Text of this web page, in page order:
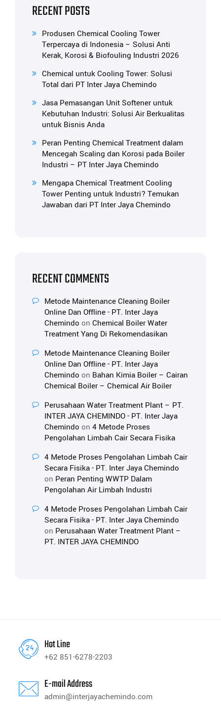
RECENT POSTS
Produsen Chemical Cooling Tower
Terpercaya di Indonesia – Solusi Anti
Kerak, Korosi & Biofouling Industri 2026
Chemical untuk Cooling Tower: Solusi
Total dari PT Inter Jaya Chemindo
Jasa Pemasangan Unit Softener untuk
Kebutuhan Industri: Solusi Air Berkualitas
untuk Bisnis Anda
Peran Penting Chemical Treatment dalam
Mencegah Scaling dan Korosi pada Boiler
Industri – PT Inter Jaya Chemindo
Mengapa Chemical Treatment Cooling
Tower Penting untuk Industri? Temukan
Jawaban dari PT Inter Jaya Chemindo
RECENT COMMENTS
Metode Maintenance Cleaning Boiler
Online Dan Offline - PT. Inter Jaya
Chemindo on Chemical Boiler Water
Treatment Yang Di Rekomendasikan
Metode Maintenance Cleaning Boiler
Online Dan Offline - PT. Inter Jaya
Chemindo on Bahan Kimia Boiler – Cairan
Chemical Boiler – Chemical Air Boiler
Perusahaan Water Treatment Plant – PT.
INTER JAYA CHEMINDO - PT. Inter Jaya
Chemindo on 4 Metode Proses
Pengolahan Limbah Cair Secara Fisika
4 Metode Proses Pengolahan Limbah Cair
Secara Fisika - PT. Inter Jaya Chemindo
on Peran Penting WWTP Dalam
Pengolahan Air Limbah Industri
4 Metode Proses Pengolahan Limbah Cair
Secara Fisika - PT. Inter Jaya Chemindo
on Perusahaan Water Treatment Plant –
PT. INTER JAYA CHEMINDO
Hot Line
+62 851-6278-2203
E-mail Address
admin@interjayachemindo.com